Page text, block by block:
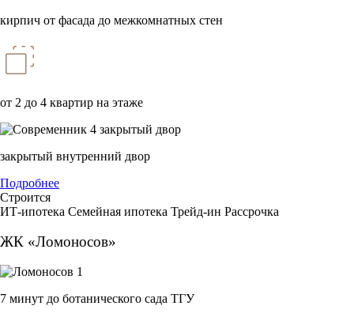
кирпич от фасада до межкомнатных стен
от 2 до 4 квартир на этаже
закрытый внутренний двор
Подробнее
Строится
ИТ-ипотека Семейная ипотека Трейд-ин Рассрочка
ЖК «Ломоносов»
7 минут до ботанического сада ТГУ